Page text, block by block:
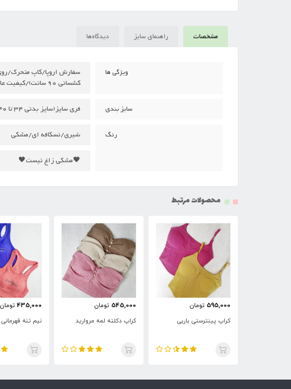
مشخصات راهنمای سایز دیدگاه‌ها
ویژگی ها
کشسانی 90 سانت)/کیفیت عالی
سایز بندی فری سایز(سایز بدنی 34 تا 40 و سایز سینه 60 تا 85 کاپ B)
رنگ شیری/نسکافه ای/مشکی
🖤مشکی زاغ نیست🖤
محصولات مرتبط
595,000 تومان
کراپ پینترستی باربی
545,000 تومان
کراپ دکلته لمه مروارید
435,000 تومان
نیم تنه